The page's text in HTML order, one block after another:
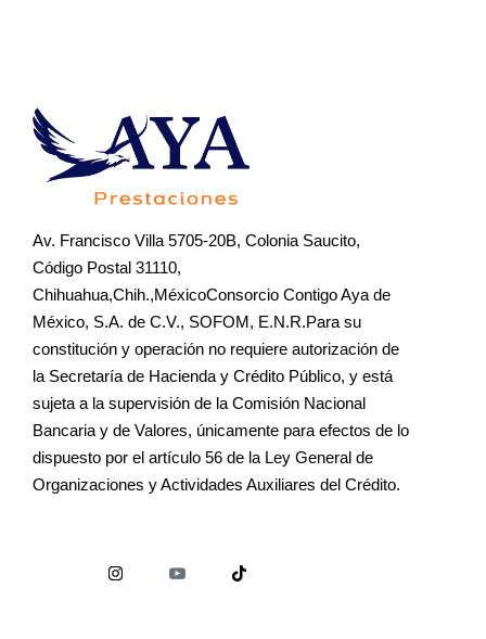
Av. Francisco Villa 5705-20B, Colonia Saucito,
Código Postal 31110,
Chihuahua,Chih.,MéxicoConsorcio Contigo Aya de
México, S.A. de C.V., SOFOM, E.N.R.Para su
constitución y operación no requiere autorización de
la Secretaría de Hacienda y Crédito Público, y está
sujeta a la supervisión de la Comisión Nacional
Bancaria y de Valores, únicamente para efectos de lo
dispuesto por el artículo 56 de la Ley General de
Organizaciones y Actividades Auxiliares del Crédito.